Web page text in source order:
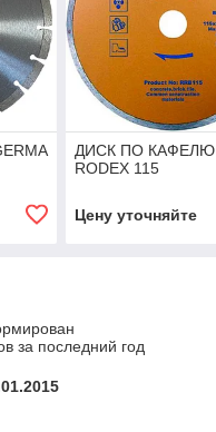
ДИСК ПО КАФЕЛЮ
RODEX 115
Цену уточняйте
за последний год